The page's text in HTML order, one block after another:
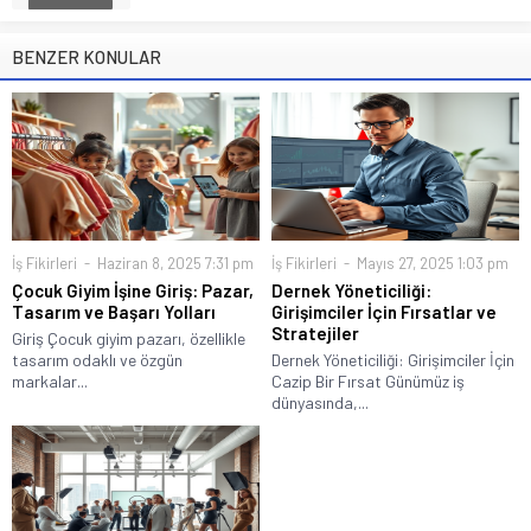
BENZER KONULAR
İş Fikirleri Haziran 8, 2025 7:31 pm
Çocuk Giyim İşine Giriş: Pazar,
Tasarım ve Başarı Yolları
Giriş Çocuk giyim pazarı, özellikle
tasarım odaklı ve özgün
markalar...
İş Fikirleri Mayıs 27, 2025 1:03 pm
Dernek Yöneticiliği:
Girişimciler İçin Fırsatlar ve
Stratejiler
Dernek Yöneticiliği: Girişimciler İçin
Cazip Bir Fırsat Günümüz iş
dünyasında,...